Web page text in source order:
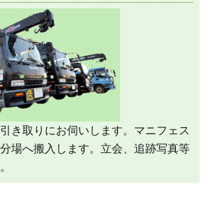
き取りにお伺いします。マニフェス
場へ搬入します。立会、追跡写真等